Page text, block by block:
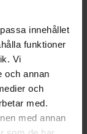
innehållet
funktioner
Vi
och annan
och
med.
med annan
Gem
BEGÄR OFFERT